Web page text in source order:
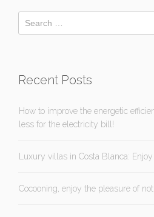
Recent Posts
How to improve the energetic
less for the electricity bill!
Luxury villas in Costa Blanca:
Cocooning, enjoy the pleasure of